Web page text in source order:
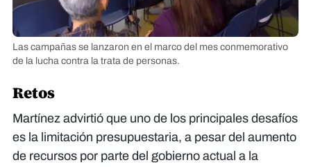
Las campañas se lanzaron en el marco del mes conmemorativo
de la lucha contra la trata de personas.
Retos
Martínez advirtió que uno de los principales desafíos
es la limitación presupuestaria, a pesar del aumento
de recursos por parte del gobierno actual a la